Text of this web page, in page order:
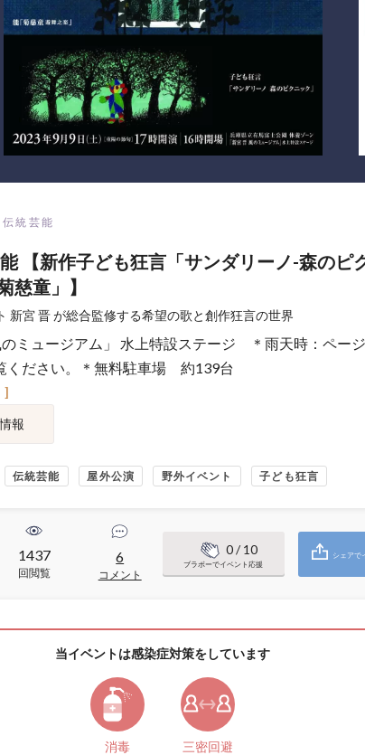
伝統芸能
【新作子ども狂言「サンダリーノ-森のピ
慈童」】
新宮 晋 が総合監修する希望の歌と創作狂言の世界
のミュージアム」 水上特設ステージ ＊雨天時：ペー
ください。＊無料駐車場 約139台
]
報
伝統芸能 屋外公演 野外イベント 子ども狂言
1437
回閲覧
6
コメント
0/ 10
ブラボーでイベント応援
シェアで
当イベントは感染症対策をしています
消毒 三密回避